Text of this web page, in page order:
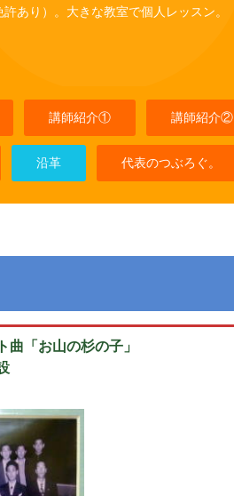
あり）。大きな教室で個人レッスン。
講師紹介① 講師紹介②
沿革 代表のつぶろぐ。
曲「お山の杉の子」